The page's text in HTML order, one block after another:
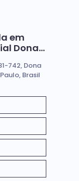
em
Dona
742, Dona
Brasil